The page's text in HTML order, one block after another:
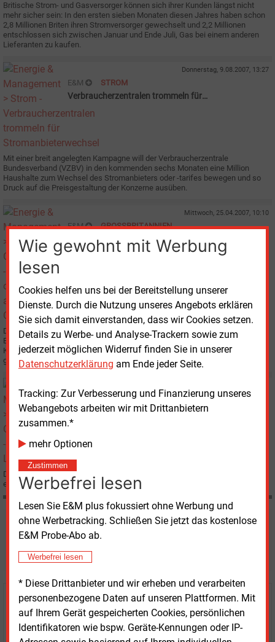
Wie gewohnt mit Werbung
lesen
Cookies helfen uns bei der Bereitstellung unserer
Dienste. Durch die Nutzung unseres Angebots erklären
Sie sich damit einverstanden, dass wir Cookies setzen.
Details zu Werbe- und Analyse-Trackern sowie zum
jederzeit möglichen Widerruf finden Sie in unserer
Datenschutzerklärung am Ende jeder Seite.
Tracking: Zur Verbesserung und Finanzierung unseres
Webangebots arbeiten wir mit Drittanbietern
zusammen.*
mehr Optionen
Zustimmen
Werbefrei lesen
Lesen Sie E&M plus fokussiert ohne Werbung und
ohne Werbetracking. Schließen Sie jetzt das kostenlose
E&M Probe-Abo ab.
Werbefrei lesen
* Diese Drittanbieter und wir erheben und verarbeiten
personenbezogene Daten auf unseren Plattformen. Mit
auf Ihrem Gerät gespeicherten Cookies, persönlichen
Identifikatoren wie bspw. Geräte-Kennungen oder IP-
Britische Strom- und Gasversorger können sich ihrer Kunden längst nicht
mehr sicher sein: In den ersten sieben Monaten diesen Jahres haben schon
2,8 Millionen Briten ihren Stromversorger gewechselt und 2,2 Millionen
entschlossen sich zwischen Januar und Ende Juli, Gas bei einem anderen
Lieferanten zu kaufen.
Donnerstag, 9.08.2007, 13:27
E&M STROM
Verbraucherzentralen trommeln für
Stromanbieterwechsel
Mit einer breit angelegten Kampagne will der Verbraucherzentrale
Bundesverband (VZBV) in den kommenden sechs Monaten eine Million
Haushalte zum Wechsel des Stromanbieters oder -tarifes bewegen und so
Druck auf die Preisgestaltung der Konzerne ausüben.
Mittwoch, 25.04.2007, 10:10
E&M GROSSBRITANNIEN
Ofgem mit offenem Brief an Iberdrola–Chef
Der britische Regulator für die Energiewirtschaft, Ofgem-Chef Alistair
Buchanan, hat dem Vorstandsvorsitzenden des spanischen Energie-
Konzerns Iberdrola, Ignacio Sanchez Galan, in einem offenen Brief Punkte
genannt, die er schleunigst besprechen will.
E&M GROSSBRITANNIEN
Flut von Lizenzanträgen
Der britische Regulator für die Gas- und Strommärkte (Ofgem) erhält derzeit
eine Flut von Anträgen auf Lizenzen zum Handel und Transport mit Erdgas.
Möchten Sie diese und
weitere Nachrichten lesen?
Kaufen Sie den Artikel
erhalten Sie sofort diesen redaktionellen Beitrag für